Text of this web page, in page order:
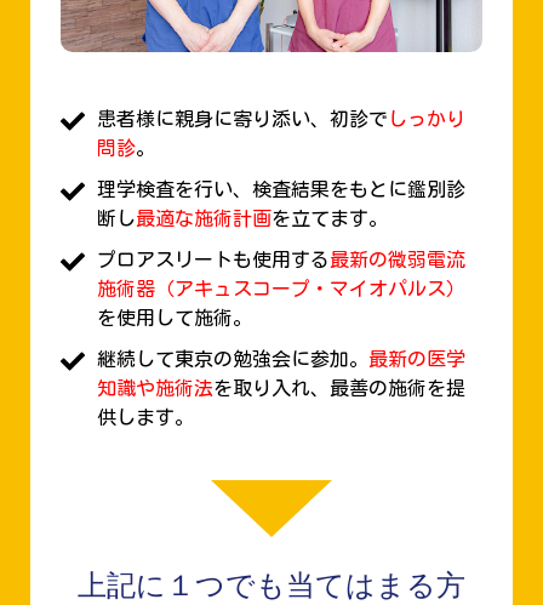
患者様に親身に寄り添い、初診で しっかり
問診。
理学検査を行い、検査結果をもとに鑑別診
断し最適な施術計画を立てます。
プロアスリートも使用する最新の微弱電流
施術器（アキュスコープ・マイオパルス）
を使用して施術。
継続して東京の勉強会に参加。 最新の医学
知識や施術法を取り入れ、最善の施術を提
供します。
上記に１つでも当てはまる方